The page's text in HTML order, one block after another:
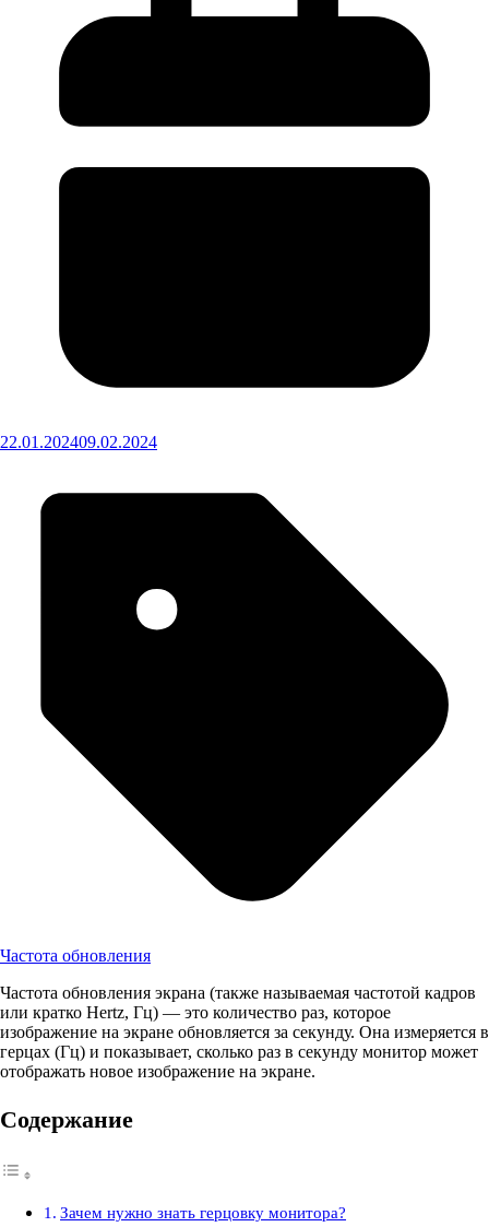
22.01.202409.02.2024
Частота обновления
Частота обновления экрана (также называемая частотой кадров
или кратко Hertz, Гц) — это количество раз, которое
изображение на экране обновляется за секунду. Она измеряется в
герцах (Гц) и показывает, сколько раз в секунду монитор может
отображать новое изображение на экране.
Содержание
Зачем нужно знать герцовку монитора?